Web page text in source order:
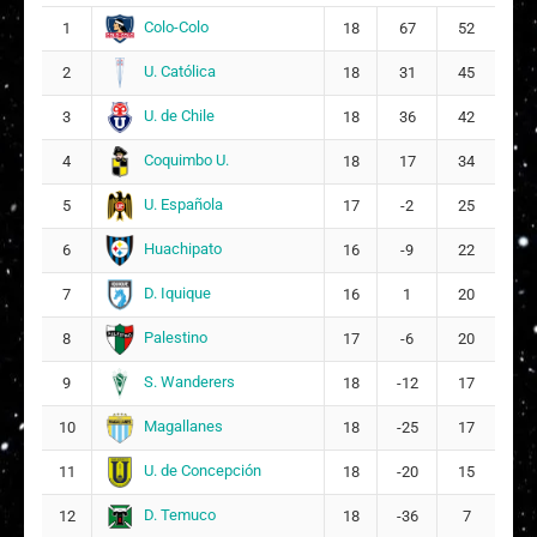
A Agustina Rafaela Moya Figueroa
Piera Francisca Olmedo Taboada
17
M Mya Ignacia Arancibia Cabrera
10
A Alaniss Belén Urrutia Herrera
1 Colo-Colo 18 67 52
2 U. Católica 18 31 45
3 U. de Chile 18 36 42
4 Coquimbo U. 18 17 34
5 U. Española 17 -2 25
6 Huachipato 16 -9 22
7 D. Iquique 16 1 20
8 Palestino 17 -6 20
9 S. Wanderers 18 -12 17
10 Magallanes 18 -25 17
11 U. de Concepción 18 -20 15
12 D. Temuco 18 -36 7